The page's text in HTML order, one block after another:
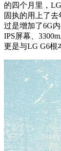
的四个月里，
固执的用上了
过是增加了6G
IPS屏幕、
更是与LG G6根